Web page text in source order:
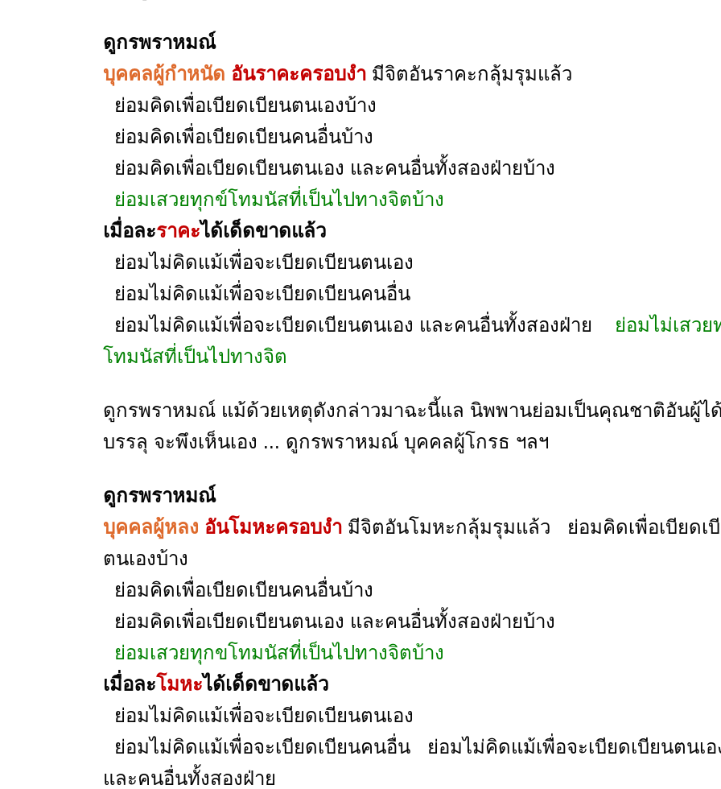
ดูกรพราหมณ์
บุคคลผู้กำหนัด อันราคะครอบงำ มีจิตอันราคะกลุ้มรุมแล้ว
ย่อมคิดเพื่อเบียดเบียนตนเองบ้าง
ย่อมคิดเพื่อเบียดเบียนคนอื่นบ้าง
ย่อมคิดเพื่อเบียดเบียนตนเอง และคนอื่นทั้งสองฝ่ายบ้าง
ย่อมเสวยทุกข์โทมนัสที่เป็นไปทางจิตบ้าง
เมื่อละราคะได้เด็ดขาดแล้ว
ย่อมไม่คิดแม้เพื่อจะเบียดเบียนตนเอง
ย่อมไม่คิดแม้เพื่อจะเบียดเบียนคนอื่น
ย่อมไม่คิดแม้เพื่อจะเบียดเบียนตนเอง และคนอื่นทั้งสองฝ่าย
ย่อมไม่เสวย
โทมนัสที่เป็นไปทางจิต
ดูกรพราหมณ์ แม้ด้วยเหตุดังกล่าวมาฉะนี้แล นิพพานย่อมเป็นคุณชาติอันผู้ได้
บรรลุ จะพึงเห็นเอง ... ดูกรพราหมณ์ บุคคลผู้โกรธ ฯลฯ
ดูกรพราหมณ์
บุคคลผู้หลง อันโมหะครอบงำ มีจิตอันโมหะกลุ้มรุมแล้ว ย่อมคิดเพื่อเบียดเ
ตนเองบ้าง
ย่อมคิดเพื่อเบียดเบียนคนอื่นบ้าง
ย่อมคิดเพื่อเบียดเบียนตนเอง และคนอื่นทั้งสองฝ่ายบ้าง
ย่อมเสวยทุกขโทมนัสที่เป็นไปทางจิตบ้าง
เมื่อละโมหะได้เด็ดขาดแล้ว
ย่อมไม่คิดแม้เพื่อจะเบียดเบียนตนเอง
ย่อมไม่คิดแม้เพื่อจะเบียดเบียนคนอื่น ย่อมไม่คิดแม้เพื่อจะเบียดเบียนตนเอ
และคนอื่นทั้งสองฝ่าย